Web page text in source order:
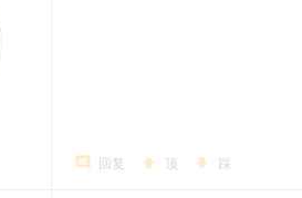
回复 顶 踩